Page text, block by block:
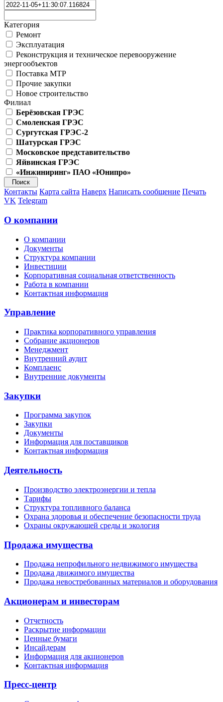
Категория
Ремонт
Эксплуатация
Реконструкция и техническое перевооружение
энергообъектов
Поставка МТР
Прочие закупки
Новое строительство
Филиал
Берёзовская ГРЭС
Смоленская ГРЭС
Сургутская ГРЭС-2
Шатурская ГРЭС
Московское представительство
Яйвинская ГРЭС
«Инжиниринг» ПАО «Юнипро»
Контакты Карта сайта Наверх Написать сообщение Печать
VK Telegram
О компании
О компании
Документы
Структура компании
Инвестиции
Корпоративная социальная ответственность
Работа в компании
Контактная информация
Управление
Практика корпоративного управления
Собрание акционеров
Менеджмент
Внутренний аудит
Комплаенс
Внутренние документы
Закупки
Программа закупок
Закупки
Документы
Информация для поставщиков
Контактная информация
Деятельность
Производство электроэнергии и тепла
Тарифы
Структура топливного баланса
Охрана здоровья и обеспечение безопасности труда
Охраны окружающей среды и экология
Продажа имущества
Продажа непрофильного недвижимого имущества
Продажа движимого имущества
Продажа невостребованных материалов и оборудования
Акционерам и инвесторам
Отчетность
Раскрытие информации
Ценные бумаги
Инсайдерам
Информация для акционеров
Контактная информация
Пресс-центр